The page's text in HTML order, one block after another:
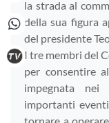
la strada al
della sua figura
del presidente
I tre membri del
per consentire
impegnata
importanti